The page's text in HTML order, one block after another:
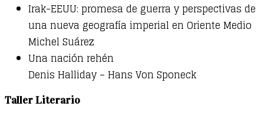
Irak-EEUU: promesa de guerra y perspectivas de
una nueva geografía imperial en Oriente Medio
Michel Suárez
Una nación rehén
Denis Halliday – Hans Von Sponeck
Taller Literario